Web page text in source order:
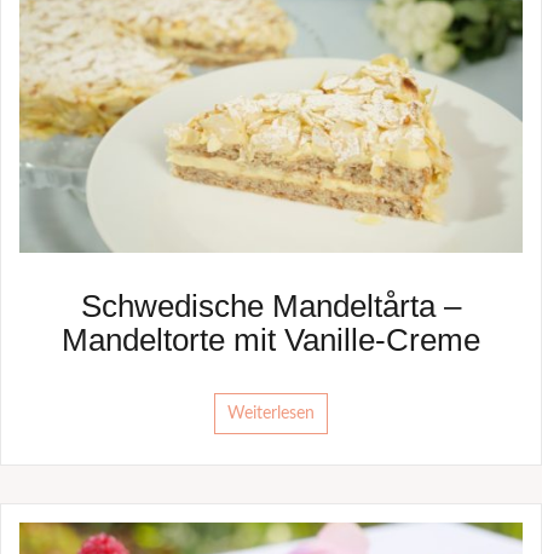
Schwedische Mandeltårta –
Mandeltorte mit Vanille-Creme
Weiterlesen